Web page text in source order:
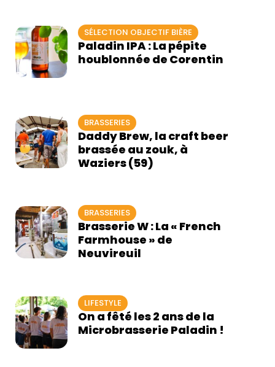
SÉLECTION OBJECTIF BIÈRE
Paladin IPA : La pépite
houblonnée de Corentin
BRASSERIES
Daddy Brew, la craft beer
brassée au zouk, à
Waziers (59)
BRASSERIES
Brasserie W : La « French
Farmhouse » de
Neuvireuil
LIFESTYLE
On a fêté les 2 ans de la
Microbrasserie Paladin !